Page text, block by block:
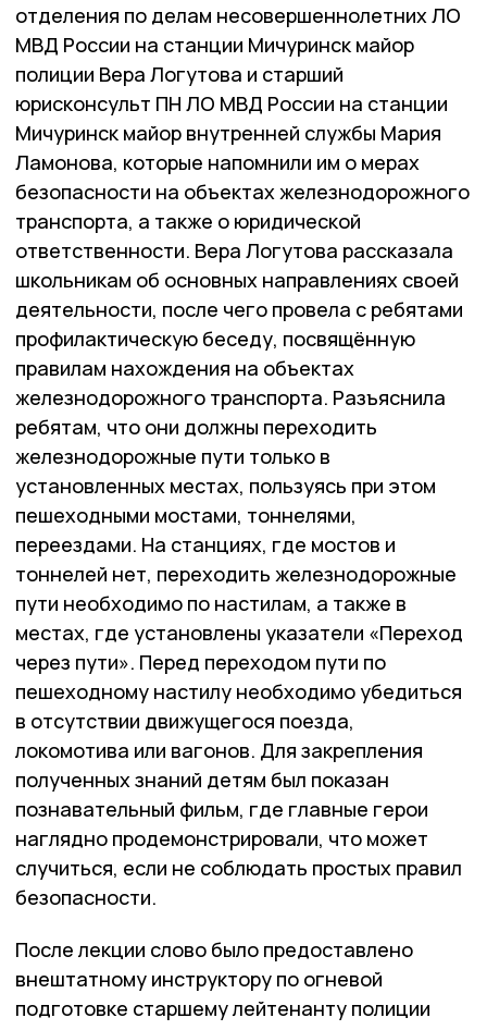
отделения по делам несовершеннолетних ЛО
МВД России на станции Мичуринск майор
полиции Вера Логутова и старший
юрисконсульт ПН ЛО МВД России на станции
Мичуринск майор внутренней службы Мария
Ламонова, которые напомнили им о мерах
безопасности на объектах железнодорожного
транспорта, а также о юридической
ответственности. Вера Логутова рассказала
школьникам об основных направлениях своей
деятельности, после чего провела с ребятами
профилактическую беседу, посвящённую
правилам нахождения на объектах
железнодорожного транспорта. Разъяснила
ребятам, что они должны переходить
железнодорожные пути только в
установленных местах, пользуясь при этом
пешеходными мостами, тоннелями,
переездами. На станциях, где мостов и
тоннелей нет, переходить железнодорожные
пути необходимо по настилам, а также в
местах, где установлены указатели «Переход
через пути». Перед переходом пути по
пешеходному настилу необходимо убедиться
в отсутствии движущегося поезда,
локомотива или вагонов. Для закрепления
полученных знаний детям был показан
познавательный фильм, где главные герои
наглядно продемонстрировали, что может
случиться, если не соблюдать простых правил
безопасности.
После лекции слово было предоставлено
внештатному инструктору по огневой
подготовке старшему лейтенанту полиции